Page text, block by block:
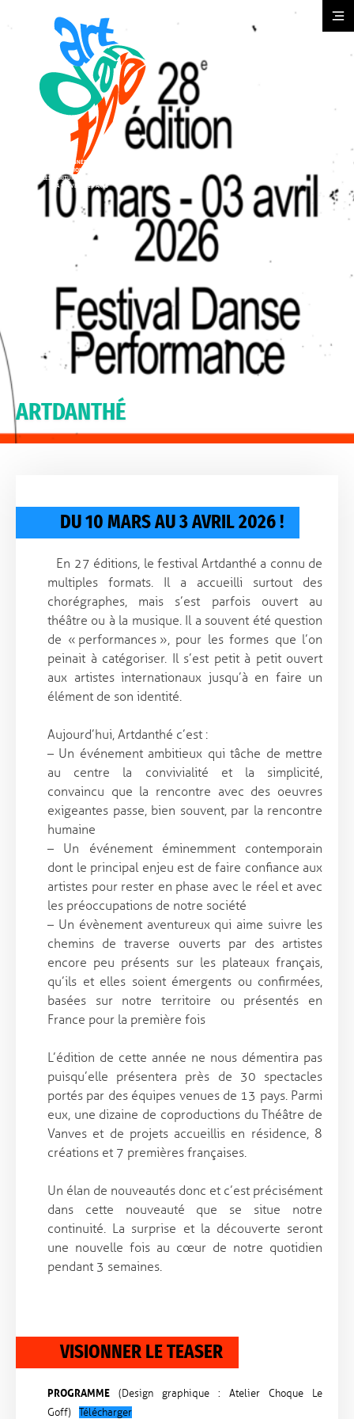
SCÈNE CONVENTIONNÉE D'INTÉRÊT NATIONAL
ART ET CRÉATION POUR LA DANSE
ET LES ÉCRITURES CONTEMPORAINES
À TRAVERS LES ARTS
ARTDANTHÉ
DU 10 MARS AU 3 AVRIL 2026 !
En 27 éditions, le festival Artdanthé a connu de
multiples formats. Il a accueilli surtout des
chorégraphes, mais s’est parfois ouvert au
théâtre ou à la musique. Il a souvent été question
de « performances », pour les formes que l’on
peinait à catégoriser. Il s’est petit à petit ouvert
aux artistes internationaux jusqu’à en faire un
élément de son identité.
Aujourd’hui, Artdanthé c’est :
– Un événement ambitieux qui tâche de mettre
au centre la convivialité et la simplicité,
convaincu que la rencontre avec des oeuvres
exigeantes passe, bien souvent, par la rencontre
humaine
– Un événement éminemment contemporain
dont le principal enjeu est de faire confiance aux
artistes pour rester en phase avec le réel et avec
les préoccupations de notre société
– Un évènement aventureux qui aime suivre les
chemins de traverse ouverts par des artistes
encore peu présents sur les plateaux français,
qu’ils et elles soient émergents ou confirmées,
basées sur notre territoire ou présentés en
France pour la première fois
L’édition de cette année ne nous démentira pas
puisqu’elle présentera près de 30 spectacles
portés par des équipes venues de 13 pays. Parmi
eux, une dizaine de coproductions du Théâtre de
Vanves et de projets accueillis en résidence, 8
créations et 7 premières françaises.
Un élan de nouveautés donc et c’est précisément
dans cette nouveauté que se situe notre
continuité. La surprise et la découverte seront
une nouvelle fois au cœur de notre quotidien
pendant 3 semaines.
VISIONNER LE TEASER
PROGRAMME (Design graphique : Atelier Choque Le
Goff)
Télécharger